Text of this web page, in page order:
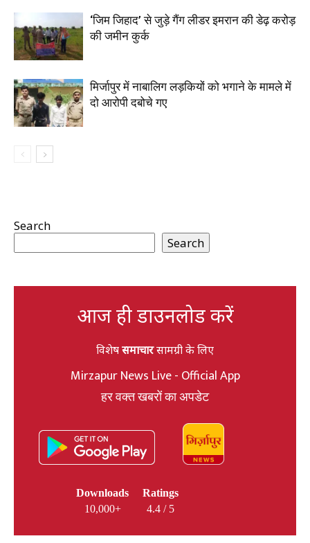
‘जिम जिहाद’ से जुड़े गैंग लीडर इमरान की डेढ़ करोड़
की जमीन कुर्क
मिर्जापुर में नाबालिग लड़कियों को भगाने के मामले में
दो आरोपी दबोचे गए
Search
Search
आज ही डाउनलोड करें
विशेषसमाचारसामग्री के लिए
Mirzapur News Live - Official App
हर वक्त खबरों का अपडेट
Downloads
10,000+
Ratings
4.4 / 5